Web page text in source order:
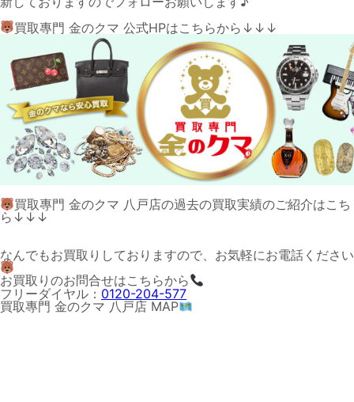
買取專門 金のクマ 公式HPはこちらから↓↓↓
買取專門 金のクマ 八戸店の過去の買取実績のご紹介はこち
ら↓↓↓
なんでもお買取りしておりますので、お気軽にお電話ください
お買取りのお問合せはこちらから
フリーダイヤル： 0120-204-577
買取專門 金のクマ 八戸店 MAP